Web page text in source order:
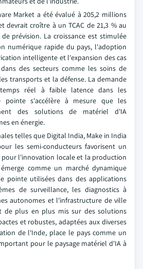
Market a été évalué à 205,2 millions
devrait croître à un TCAC de 21,3 % au
prévision. La croissance est stimulée
numérique rapide du pays, l'adoption
intelligente et l'expansion des cas
des secteurs comme les soins de
transports et la défense. La demande
réel à faible latence dans les
pointe s'accélère à mesure que les
des solutions de matériel d'IA
en énergie.
telles que Digital India, Make in India
les semi-conducteurs favorisent un
pour l'innovation locale et la production
comme un marché dynamique
pointe utilisées dans des applications
de surveillance, les diagnostics à
autonomes et l'infrastructure de ville
de plus en plus mis sur des solutions
et robustes, adaptées aux diverses
de l'Inde, place le pays comme un
pour le paysage matériel d'IA à